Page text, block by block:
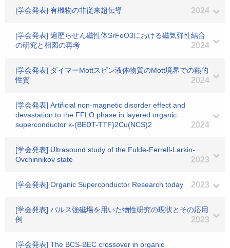
[学会発表] 有機物の非従来超伝導 2024
[学会発表] 遍歴らせん磁性体SrFeO3における磁気弾性結合
の研究と相図の再考
2024
[学会発表] ダイマーMottスピン液体物質のMott境界での熱的
性質
2024
[学会発表] Artificial non-magnetic disorder effect and
devastation to the FFLO phase in layered organic
superconductor k-(BEDT-TTF)2Cu(NCS)2
2024
[学会発表] Ultrasound study of the Fulde-Ferrell-Larkin-
Ovchinnikov state
2023
[学会発表] Organic Superconductor Research today 2023
[学会発表] パルス強磁場を用いた物性研究の現状とその応用
例
2023
[学会発表] The BCS-BEC crossover in organic